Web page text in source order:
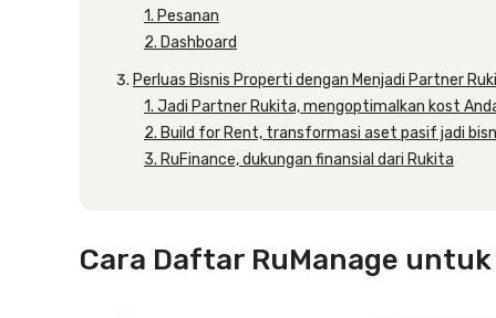
1. Pesanan
2. Dashboard
Perluas Bisnis Properti dengan Menjadi Partner
1. Jadi Partner Rukita, mengoptimalkan kost
2. Build for Rent, transformasi aset pasif jadi
3. RuFinance, dukungan finansial dari Rukita
Cara Daftar RuManage